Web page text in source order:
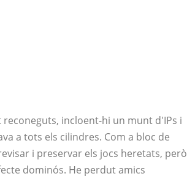
incloent-hi un munt d'IPs i
a tots els cilindres. Com a bloc de
i preservar els jocs heretats, però
dominós. He perdut amics